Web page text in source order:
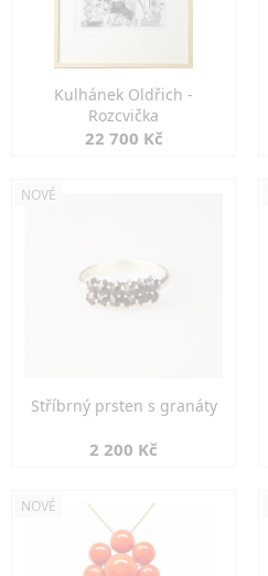
Kulhánek Oldřich -
Rozcvička
22 700 Kč
NOVÉ
Stříbrný prsten s granáty
2 200 Kč
NOVÉ